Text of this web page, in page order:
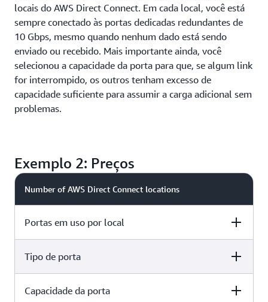
locais do AWS Direct Connect. Em cada local, você está
sempre conectado às portas dedicadas redundantes de
10 Gbps, mesmo quando nenhum dado está sendo
enviado ou recebido. Mais importante ainda, você
selecionou a capacidade da porta para que, se algum link
for interrompido, os outros tenham excesso de
capacidade suficiente para assumir a carga adicional sem
problemas.
Exemplo 2: Preços
Number of AWS Direct Connect locations
Portas em uso por local
2 locations
2 portas
Tipo de porta
2 locations
Capacidade da porta